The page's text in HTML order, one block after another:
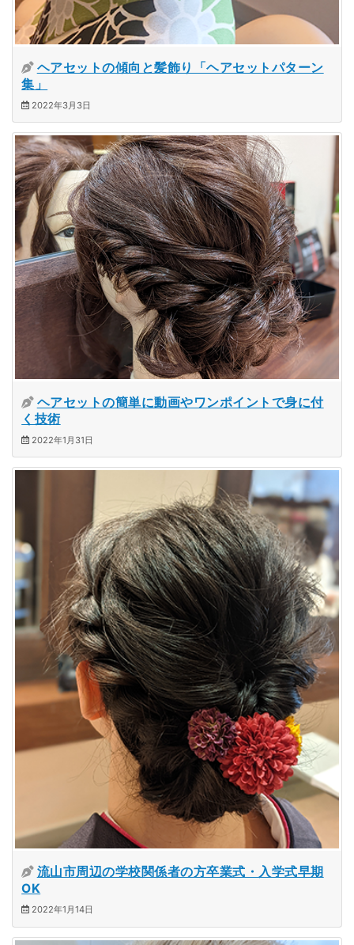
ヘアセットの傾向と髪飾り「ヘアセットパターン
集」
2022年3月3日
ヘアセットの簡単に動画やワンポイントで身に付
く技術
2022年1月31日
流山市周辺の学校関係者の方卒業式・入学式早期
OK
2022年1月14日